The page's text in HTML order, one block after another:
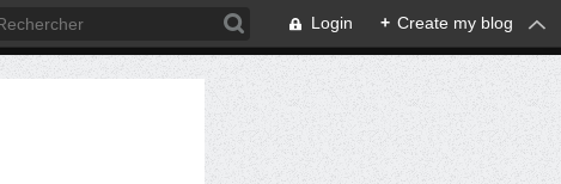
Login + Create my blog